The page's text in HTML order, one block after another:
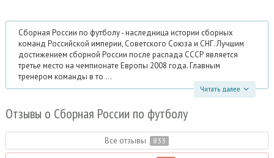
Сборная России по футболу - наследница истории сборных
команд Российской империи, Советского Союза и СНГ. Лучшим
достижением сборной России после распада СССР является
третье место на чемпионате Европы 2008 года. Главным
тренером команды в то ...
Читать далее
Отзывы о Сборная России по футболу
Все отзывы 833